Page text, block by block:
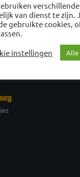
van dienst te zijn.
gebruikte cookies,
instellingen
Alle